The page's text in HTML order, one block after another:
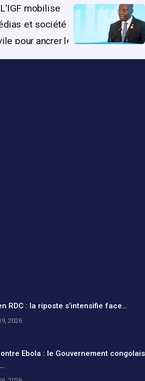
RDC : la riposte s’intensifie face…
2026
Ebola : le Gouvernement congolais